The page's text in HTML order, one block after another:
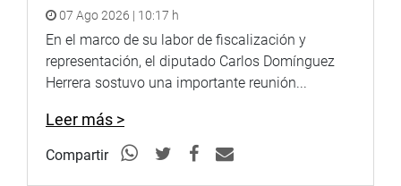
07 Ago 2026 | 10:17 h
En el marco de su labor de fiscalización y
representación, el diputado Carlos Domínguez
Herrera sostuvo una importante reunión...
Leer más >
Compartir